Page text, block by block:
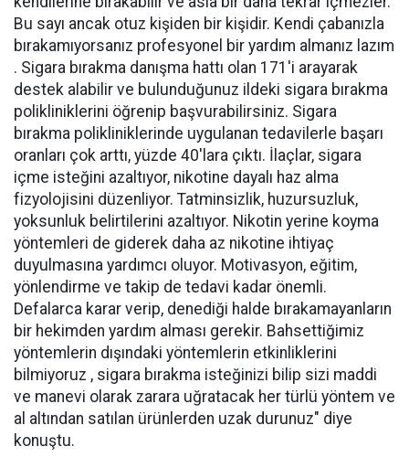
Bu sayı ancak otuz kişiden bir kişidir. Kendi çabanızla
bırakamıyorsanız profesyonel bir yardım almanız lazım
. Sigara bırakma danışma hattı olan 171'i arayarak
destek alabilir ve bulunduğunuz ildeki sigara bırakma
polikliniklerini öğrenip başvurabilirsiniz. Sigara
bırakma polikliniklerinde uygulanan tedavilerle başarı
oranları çok arttı, yüzde 40'lara çıktı. İlaçlar, sigara
içme isteğini azaltıyor, nikotine dayalı haz alma
fizyolojisini düzenliyor. Tatminsizlik, huzursuzluk,
yoksunluk belirtilerini azaltıyor. Nikotin yerine koyma
yöntemleri de giderek daha az nikotine ihtiyaç
duyulmasına yardımcı oluyor. Motivasyon, eğitim,
yönlendirme ve takip de tedavi kadar önemli.
Defalarca karar verip, denediği halde bırakamayanların
bir hekimden yardım alması gerekir. Bahsettiğimiz
yöntemlerin dışındaki yöntemlerin etkinliklerini
bilmiyoruz , sigara bırakma isteğinizi bilip sizi maddi
ve manevi olarak zarara uğratacak her türlü yöntem ve
al altından satılan ürünlerden uzak durunuz" diye
konuştu.